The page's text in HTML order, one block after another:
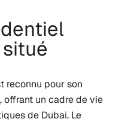
reconnu pour son
un cadre de vie
de Dubai. Le